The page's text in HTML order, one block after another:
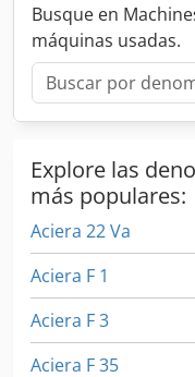
Busque en
máquinas usadas.
Explore las
más populares:
Aciera 22 Va
Aciera F 1
Aciera F 3
Aciera F 35